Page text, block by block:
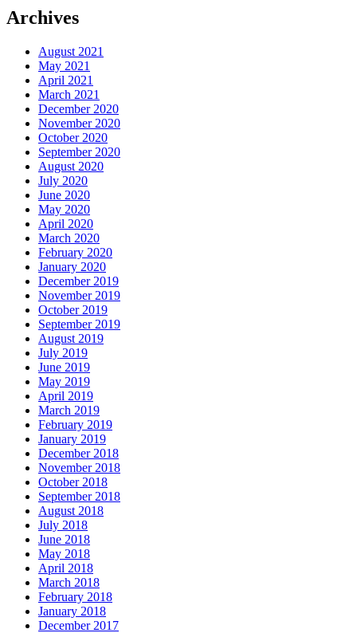
Archives
August 2021
May 2021
April 2021
March 2021
December 2020
November 2020
October 2020
September 2020
August 2020
July 2020
June 2020
May 2020
April 2020
March 2020
February 2020
January 2020
December 2019
November 2019
October 2019
September 2019
August 2019
July 2019
June 2019
May 2019
April 2019
March 2019
February 2019
January 2019
December 2018
November 2018
October 2018
September 2018
August 2018
July 2018
June 2018
May 2018
April 2018
March 2018
February 2018
January 2018
December 2017